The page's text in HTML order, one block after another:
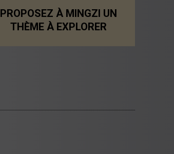
PROPOSEZ À MINGZI UN
THÈME À EXPLORER